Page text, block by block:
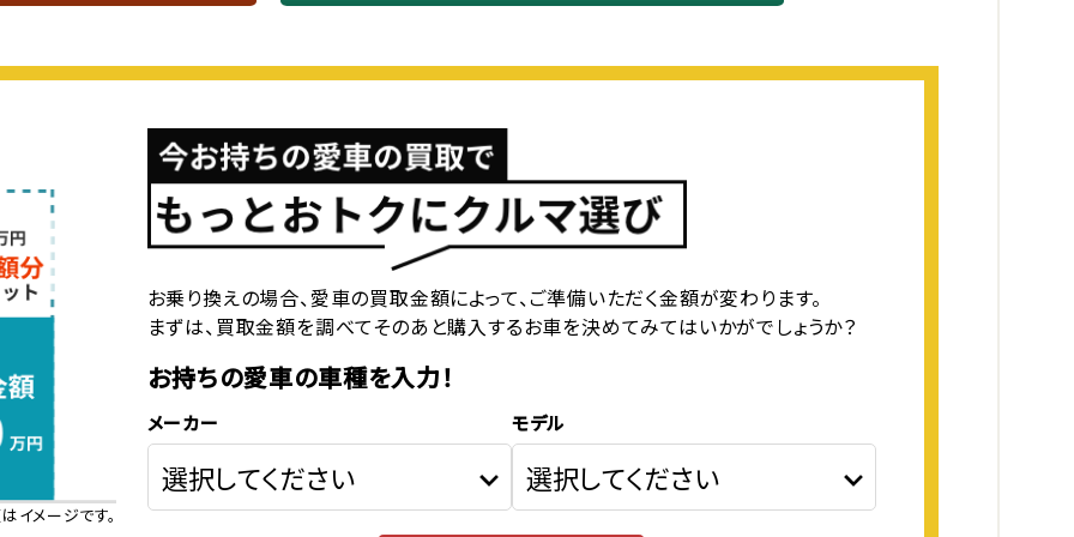
イメージです。
お乗り換えの場合、愛車の買取金額によって、ご準備いただく金額が変わります。
まずは、買取金額を調べてそのあと購入するお車を決めてみてはいかがでしょうか？
お持ちの愛車の車種を入力！
メーカー モデル